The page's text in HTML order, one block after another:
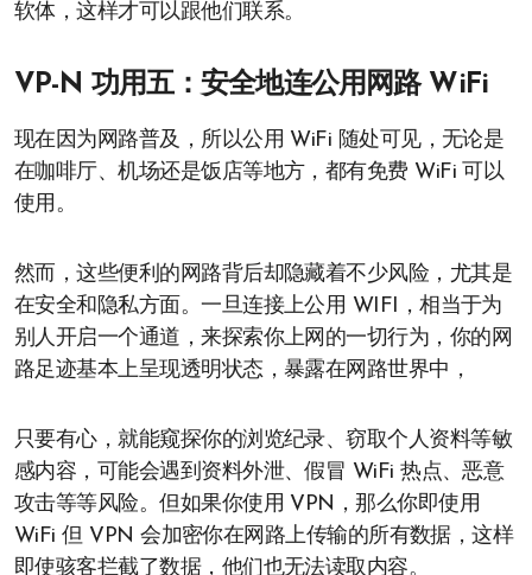
软体，这样才可以跟他们联系。
VP-N 功用五：安全地连公用网路 WiFi
现在因为网路普及，所以公用 WiFi 随处可见，无论是
在咖啡厅、机场还是饭店等地方，都有免费 WiFi 可以
使用。
然而，这些便利的网路背后却隐藏着不少风险，尤其是
在安全和隐私方面。一旦连接上公用 WIFI，相当于为
别人开启一个通道，来探索你上网的一切行为，你的网
路足迹基本上呈现透明状态，暴露在网路世界中，
只要有心，就能窥探你的浏览纪录、窃取个人资料等敏
感内容，可能会遇到资料外泄、假冒 WiFi 热点、恶意
攻击等等风险。但如果你使用 VPN，那么你即使用
WiFi 但 VPN 会加密你在网路上传输的所有数据，这样
即使骇客拦截了数据，他们也无法读取内容。